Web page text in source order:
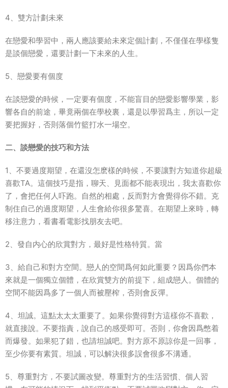
4、雙方計劃未來
在戀愛和學習中，兩人應該要給未來定個計劃，不僅僅在學樣隻
是談個戀愛，還要計劃一下未來的人生。
5、戀愛要有個度
在談戀愛的時候，一定要有個度，不能盲目的戀愛影響學業，影
響各自的前途，畢竟兩個在學校裏，還是以學習爲主，所以一定
要把握好，否則落個竹籃打水一場空。
二、談戀愛的技巧和方法
1、不要過度期望，在還沒怎麽樣的時候，不要讓對方知道你超級
喜歡TA。這個技巧是指，聊天、見面都不能表現出，我太喜歡你
了，會把任何人吓跑。自然的相處，反而對方會覺得你不錯。克
制住自己的過度期望，人生會給你很多驚喜。在期望上來時，轉
移注意力，看書看電影找朋友去吧。
2、發自内心的欣賞對方，最好是性格特質。當
3、給自己和對方空間。戀人的空間爲何如此重要？因爲你們本
來就是一個獨立個體，在欣賞雙方的前提下，組成戀人。個體的
空間不能因爲多了一個人而被壓榨，否則會反彈。
4、坦誠。這點太太太重要了。如果你覺得對方這樣你不喜歡，
就直接說。不要指責，說自己的感受即可。否則，你會因爲憋着
而爆發。如果犯了錯，也請坦誠吧。對方原不原諒你是一回事，
至少你要有素質。坦誠，可以解決很多誤會很多不溝通。
5、尊重對方，不要試圖改變。尊重對方的生活習慣、個人習